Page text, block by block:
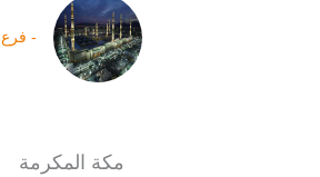
- فرع
مكة المكرمة